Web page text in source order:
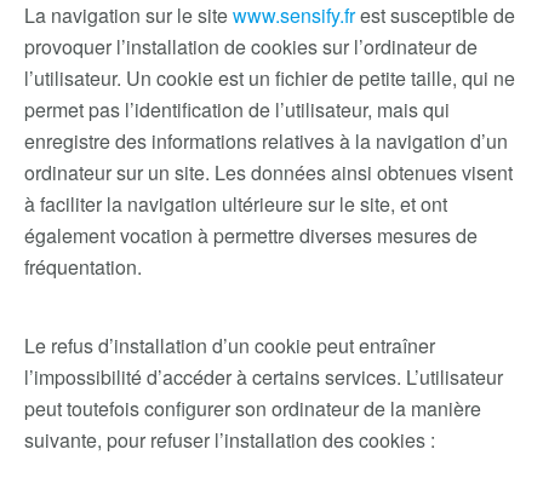
La navigation sur le sitewww.sensify.frest susceptible de
provoquer l’installation de cookies sur l’ordinateur de
l’utilisateur. Un cookie est un fichier de petite taille, qui ne
permet pas l’identification de l’utilisateur, mais qui
enregistre des informations relatives à la navigation d’un
ordinateur sur un site. Les données ainsi obtenues visent
à faciliter la navigation ultérieure sur le site, et ont
également vocation à permettre diverses mesures de
fréquentation.
Le refus d’installation d’un cookie peut entraîner
l’impossibilité d’accéder à certains services. L’utilisateur
peut toutefois configurer son ordinateur de la manière
suivante, pour refuser l’installation des cookies :